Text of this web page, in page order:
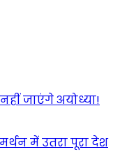
जाएंगे अयोध्या!
में उतरा पूरा देश